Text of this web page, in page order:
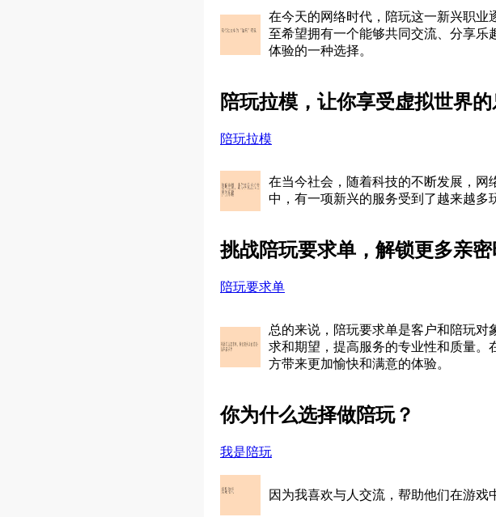
在今天的网络时代，陪玩这一新兴职
至希望拥有一个能够共同交流、分享
体验的一种选择。
陪玩拉模，让你享受虚拟世界
陪玩拉模
在当今社会，随着科技的不断发展，
中，有一项新兴的服务受到了越来越多
挑战陪玩要求单，解锁更多亲密
陪玩要求单
总的来说，陪玩要求单是客户和陪玩
求和期望，提高服务的专业性和质量。
方带来更加愉快和满意的体验。
你为什么选择做陪玩？
我是陪玩
因为我喜欢与人交流，帮助他们在游戏